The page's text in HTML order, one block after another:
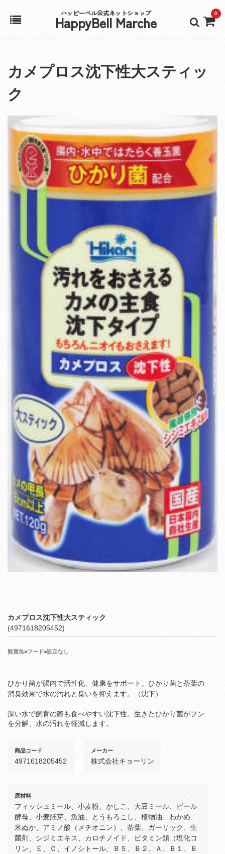
ハッピーベル公式ネットショップ
HappyBell Marche 0
アカウント
カート
カメプロス沈下性大スティッ
ク
カメプロス沈下性大スティック
(4971618205452)
観賞魚>フード>設定なし
ひかり菌が腸内で活性化、健康をサポート。ひかり菌と茶葉の
消臭効果で水の汚れと臭いを抑えます。（沈下）
深い水で飼育の際も食べやすい沈下性。生きたひかり菌がフン
を分解、水の汚れを軽減します。
商品コード
4971618205452
メーカー
株式会社キョーリン
原材料
フィッシュミール、小麦粉、かしこ、大豆ミール、ビール
酵母、小麦胚芽、魚油、とうもろこし、植物油、わかめ、
米ぬか、アミノ酸（メチオニン）、茶葉、ガーリック、生
菌剤、シジミエキス、カロチノイド、ビタミン類（塩化コ
リン、Ｅ、Ｃ、イノシトール、Ｂ５、Ｂ２、Ａ、Ｂ１、Ｂ